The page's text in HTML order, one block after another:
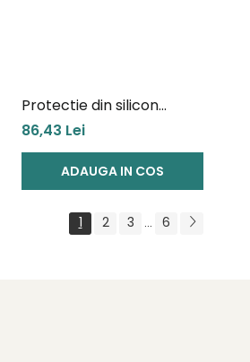
Protectie din silicon
pentru tavita scaun de
masa Childhome Evolu
86,43 Lei
ADAUGA IN COS
1 2 3 ... 6